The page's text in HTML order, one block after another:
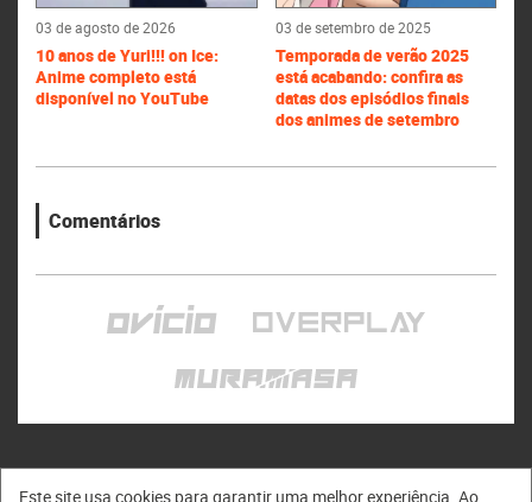
03 de agosto de 2026
10 anos de Yuri!!! on Ice:
Anime completo está
disponível no YouTube
03 de setembro de 2025
Temporada de verão 2025
está acabando: confira as
datas dos episódios finais
dos animes de setembro
Comentários
Este site usa cookies para garantir uma melhor experiência. Ao